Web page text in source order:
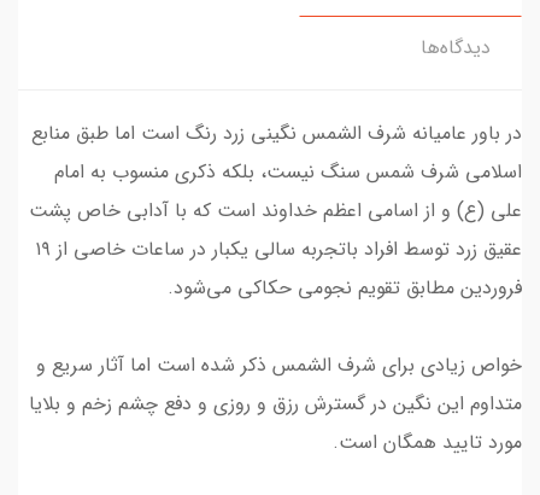
دیدگاه‌ها
در باور عامیانه شرف الشمس نگینی زرد رنگ است اما طبق منابع
اسلامی شرف شمس سنگ نیست، بلکه ذکری منسوب به امام
علی (ع) و از اسامی اعظم خداوند است که با آدابی خاص پشت
عقیق زرد توسط افراد باتجربه سالی یکبار در ساعات خاصی از ۱۹
فروردین مطابق تقویم‌ نجومی حکاکی می‌شود.
خواص زیادی برای شرف الشمس ذکر شده است اما آثار سریع و
متداوم این نگین در گسترش رزق و روزی و دفع چشم زخم و بلایا
مورد تایید همگان است.